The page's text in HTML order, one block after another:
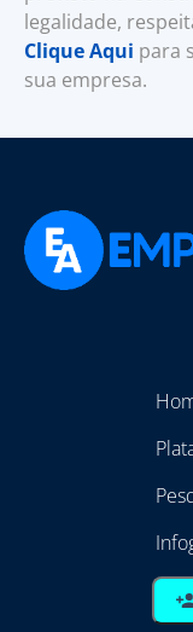
legalidade,
Clique Aqui para
sua empresa.